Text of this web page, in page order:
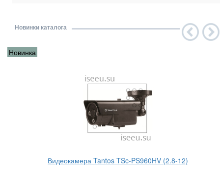
Новинки каталога
Новинка
Видеокамера Tantos TSc-PS960HV (2.8-12)